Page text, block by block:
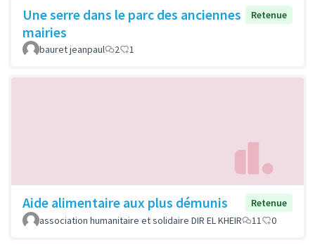
Une serre dans le parc des anciennes
mairies
Retenue
bauret jeanpaul 2 1
Aide alimentaire aux plus démunis
Retenue
association humanitaire et solidaire DIR EL KHEIR
11 0